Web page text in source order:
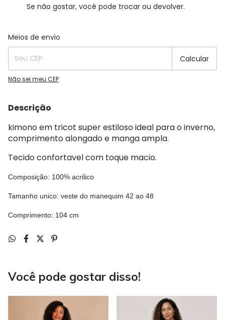
Se não gostar, você pode trocar ou devolver.
Entregas para o CEP:
Meios de envio
Calcular
Não sei meu CEP
Descrição
kimono em tricot super estiloso ideal para o inverno,
comprimento alongado e manga ampla.
Tecido confortavel com toque macio.
Composição: 100% acrilico
Tamanho unico: veste do manequim 42 ao 48
Comprimento: 104 cm
Você pode gostar disso!